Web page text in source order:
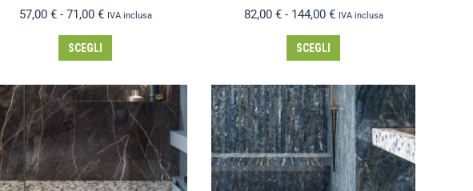
57,00 € - 71,00 € IVA inclusa
SCEGLI
82,00 € - 144,00 € IVA inclusa
SCEGLI